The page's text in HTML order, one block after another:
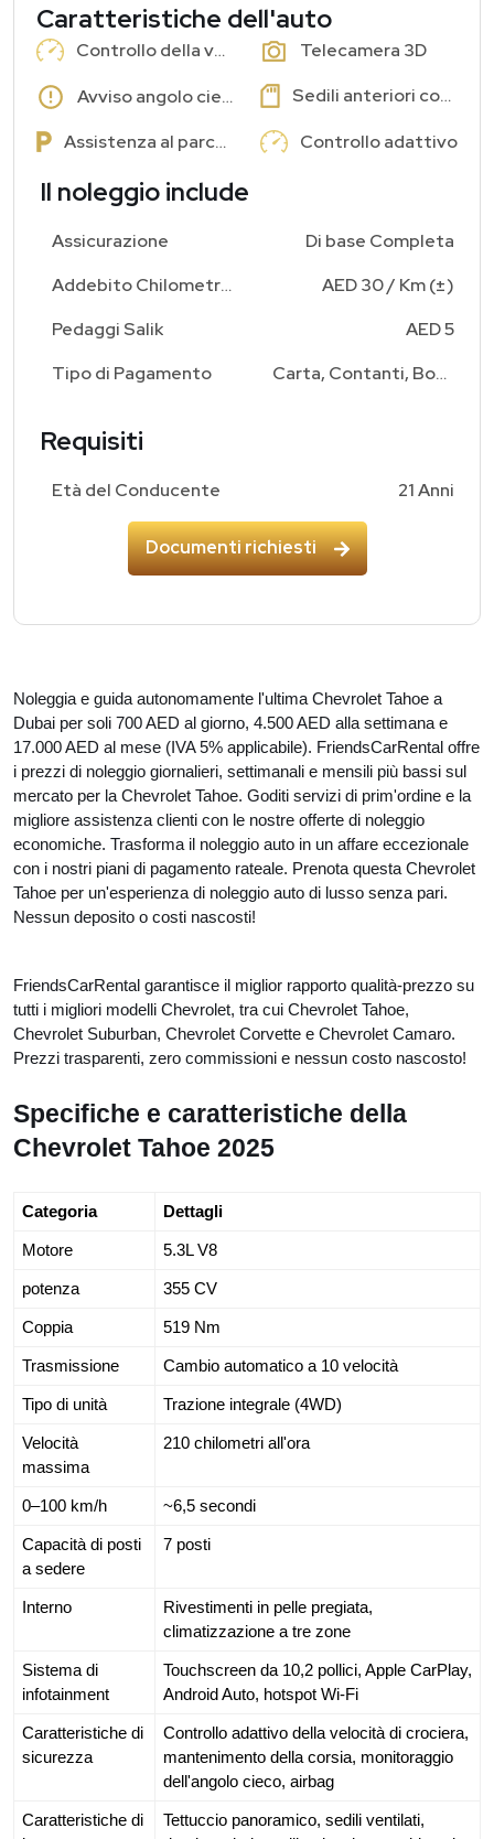
Caratteristiche dell'auto
Controllo della velocità di crociera
Telecamera 3D
Avviso angolo cieco
Sedili anteriori con memoria
Assistenza al parcheggio
Controllo adattivo
Il noleggio include
Assicurazione
Addebito Chilometraggio Aggiuntivo
Pedaggi Salik
Tipo di Pagamento
Di base Completa
AED 30 / Km (±)
AED 5
Carta, Contanti, Bonifico Bancario
Requisiti
Età del Conducente 21 Anni
Documenti richiesti
Noleggia e guida autonomamente l'ultima Chevrolet Tahoe a
Dubai per soli 700 AED al giorno, 4.500 AED alla settimana e
17.000 AED al mese (IVA 5% applicabile). FriendsCarRental offre
i prezzi di noleggio giornalieri, settimanali e mensili più bassi sul
mercato per la Chevrolet Tahoe. Goditi servizi di prim'ordine e la
migliore assistenza clienti con le nostre offerte di noleggio
economiche. Trasforma il noleggio auto in un affare eccezionale
con i nostri piani di pagamento rateale. Prenota questa Chevrolet
Tahoe per un'esperienza di noleggio auto di lusso senza pari.
Nessun deposito o costi nascosti!
FriendsCarRental garantisce il miglior rapporto qualità-prezzo su
tutti i migliori modelli Chevrolet, tra cui Chevrolet Tahoe,
Chevrolet Suburban, Chevrolet Corvette e Chevrolet Camaro.
Prezzi trasparenti, zero commissioni e nessun costo nascosto!
Specifiche e caratteristiche della
Chevrolet Tahoe 2025
Categoria Dettagli
Motore 5.3L V8
potenza 355 CV
Coppia 519 Nm
Trasmissione Cambio automatico a 10 velocità
Tipo di unità Trazione integrale (4WD)
Velocità
massima
210 chilometri all'ora
0–100 km/h ~6,5 secondi
Capacità di posti
a sedere
7 posti
Interno
Rivestimenti in pelle pregiata,
climatizzazione a tre zone
Sistema di
infotainment
Touchscreen da 10,2 pollici, Apple CarPlay,
Android Auto, hotspot Wi-Fi
Caratteristiche di
sicurezza
Controllo adattivo della velocità di crociera,
mantenimento della corsia, monitoraggio
dell'angolo cieco, airbag
Caratteristiche di
Tettuccio panoramico, sedili ventilati,